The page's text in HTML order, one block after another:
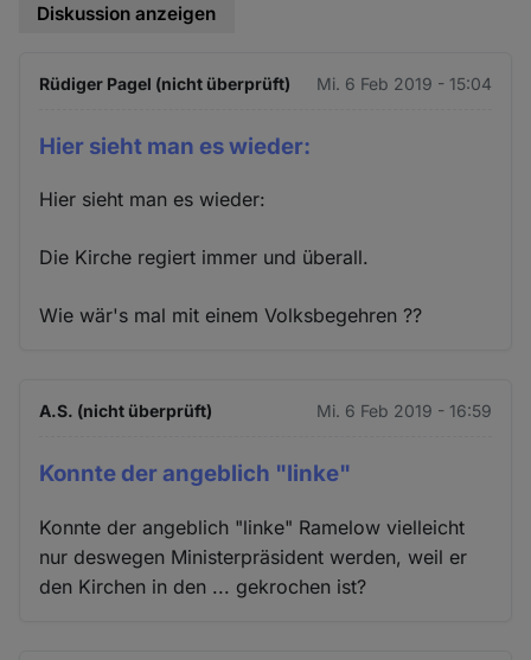
Diskussion anzeigen
Rüdiger Pagel (nicht überprüft) Mi. 6 Feb 2019 - 15:04
Hier sieht man es wieder:
Hier sieht man es wieder:
Die Kirche regiert immer und überall.
Wie wär's mal mit einem Volksbegehren ??
A.S. (nicht überprüft) Mi. 6 Feb 2019 - 16:59
Konnte der angeblich "linke"
Konnte der angeblich "linke" Ramelow vielleicht
nur deswegen Ministerpräsident werden, weil er
den Kirchen in den ... gekrochen ist?